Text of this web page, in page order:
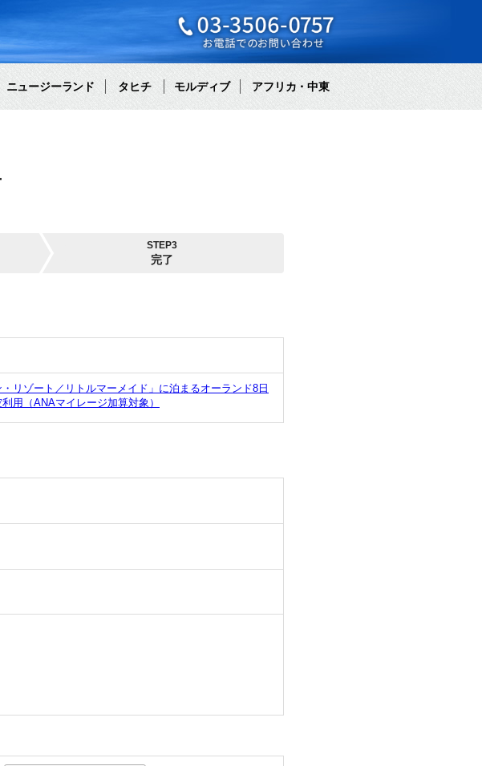
ニュージーランド タヒチ モルディブ アフリカ・中東
STEP3
完了
リゾート／リトルマーメイド」に泊まるオーランド8日
用（ANAマイレージ加算対象）